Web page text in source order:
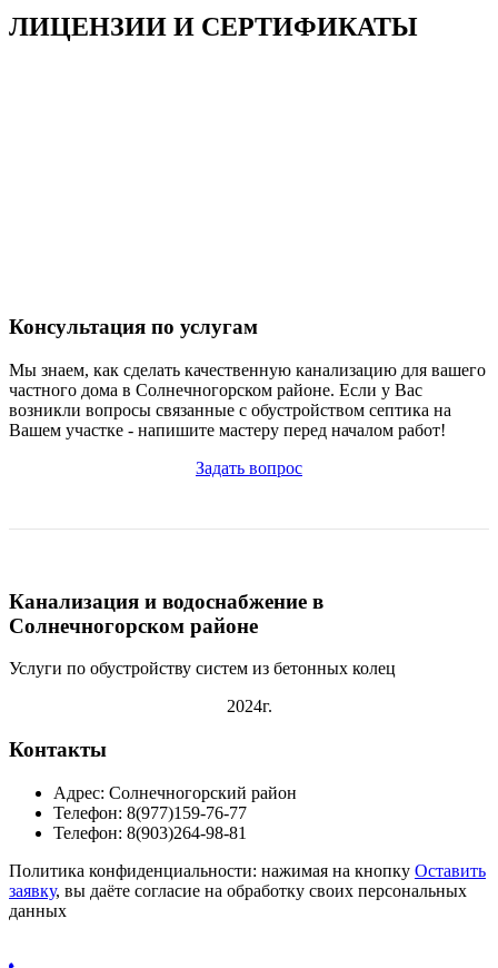
ЛИЦЕНЗИИ И СЕРТИФИКАТЫ
Консультация по услугам
Мы знаем, как сделать качественную канализацию для вашего
частного дома в Солнечногорском районе. Если у Вас
возникли вопросы связанные с обустройством септика на
Вашем участке - напишите мастеру перед началом работ!
Задать вопрос
Канализация и водоснабжение в
Солнечногорском районе
Услуги по обустройству систем из бетонных колец
2024г.
Контакты
Адрес: Солнечногорский район
Телефон: 8(977)159-76-77
Телефон: 8(903)264-98-81
Политика конфиденциальности: нажимая на кнопку Оставить
заявку, вы даёте согласие на обработку своих персональных
данных